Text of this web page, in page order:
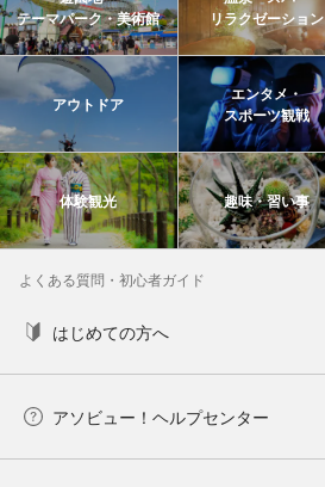
テーマパーク・美術館
リラクゼーション
アウトドア
エンタメ・
スポーツ観戦
体験観光 趣味・習い事
よくある質問・初心者ガイド
はじめての方へ
アソビュー！ヘルプセンター